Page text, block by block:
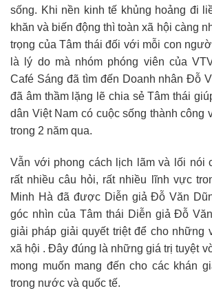
sống. Khi nền kinh tế khủng hoảng đi
khăn và biến động thì toàn xã hội càng
trọng của Tâm thái đối với mỗi con
là lý do mà nhóm phóng viên của
Café Sáng đã tìm đến Doanh nhân Đỗ
đã âm thầm lặng lẽ chia sẻ Tâm thái
dân Việt Nam có cuộc sống thành công
trong 2 năm qua.
Vẫn với phong cách lịch lãm và lối nói
rất nhiều câu hỏi, rất nhiều lĩnh vực
Minh Hà đã được Diễn giả Đỗ Văn
góc nhìn của Tâm thái Diễn giả Đỗ
giải pháp giải quyết triệt để cho những
xã hội . Đây đúng là những giá trị tuyệt
mong muốn mang đến cho các khán
trong nước và quốc tế.